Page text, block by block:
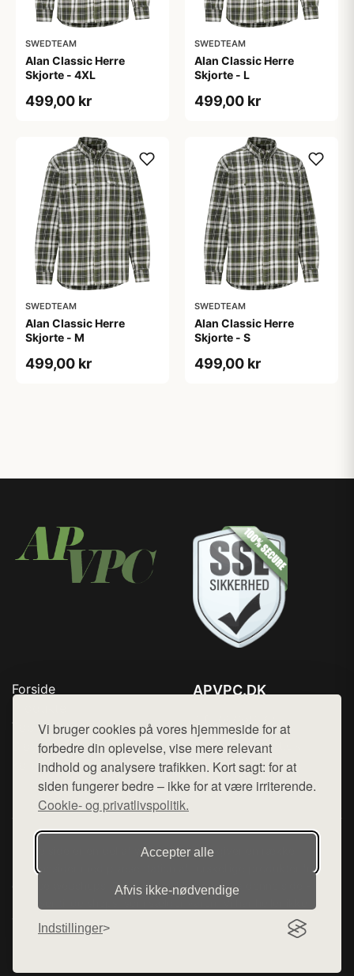
Vi bruger cookies på vores hjemmeside for at
forbedre din oplevelse, vise mere relevant
indhold og analysere trafikken. Kort sagt: for at
siden fungerer bedre – ikke for at være irriterende.
Cookie- og privatlivspolitik.
Accepter alle
Afvis ikke‑nødvendige
Indstillinger
SWEDTEAM
Alan Classic Herre
Skjorte - 4XL
499,00 kr
SWEDTEAM
Alan Classic Herre
Skjorte - L
499,00 kr
SWEDTEAM
Alan Classic Herre
Skjorte - M
499,00 kr
SWEDTEAM
Alan Classic Herre
Skjorte - S
499,00 kr
Forside
Top Rabatter
Blog
Kontakt
APVPC.DK
Mail: hej@want.dk
Cookie- og privatlivspolitik
Denne side er en del af want.dk, der udgiver en række
hjemmesider med præsentation af forskellige produkter fra
diverse webshops. Der sælges ikke varer fra denne side - vi
henviser til de shops, som sælger varen. Vi har heller ikke
varerne på lager.